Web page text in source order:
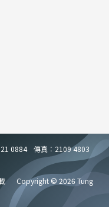
0884
傳真︰2109 4803
Copyright © 2026 Tung